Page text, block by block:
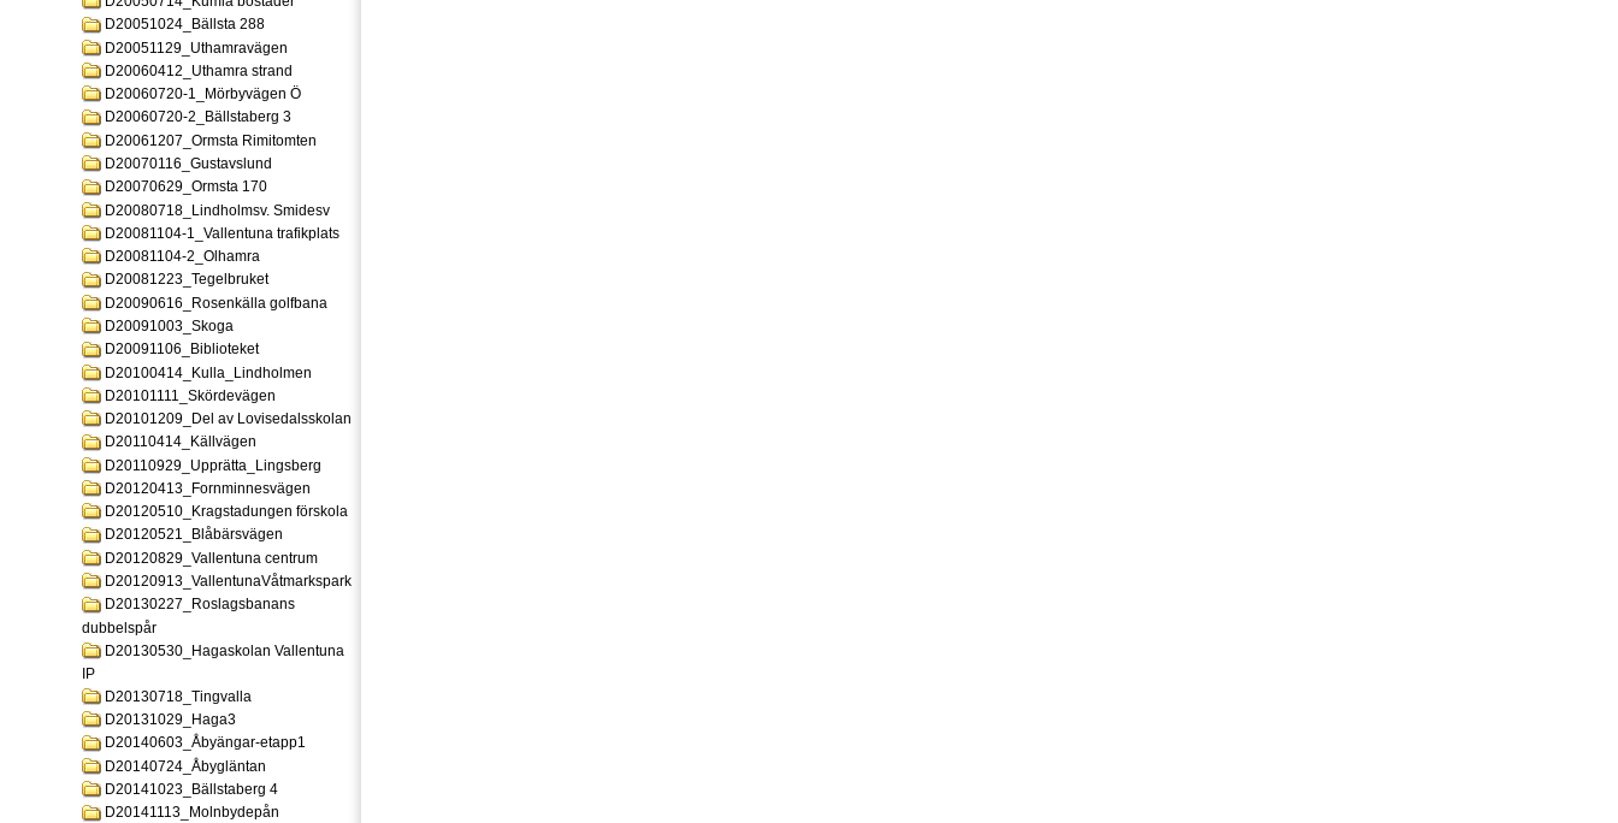
D20051024_Bällsta 288
D20051129_Uthamravägen
D20060412_Uthamra strand
D20060720-1_Mörbyvägen Ö
D20060720-2_Bällstaberg 3
D20061207_Ormsta Rimitomten
D20070116_Gustavslund
D20070629_Ormsta 170
D20080718_Lindholmsv. Smidesv
D20081104-1_Vallentuna trafikplats
D20081104-2_Olhamra
D20081223_Tegelbruket
D20090616_Rosenkälla golfbana
D20091003_Skoga
D20091106_Biblioteket
D20100414_Kulla_Lindholmen
D20101111_Skördevägen
D20101209_Del av Lovisedalsskolan
D20110414_Källvägen
D20110929_Upprätta_Lingsberg
D20120413_Fornminnesvägen
D20120510_Kragstadungen förskola
D20120521_Blåbärsvägen
D20120829_Vallentuna centrum
D20120913_VallentunaVåtmarkspark
D20130227_Roslagsbanans
dubbelspår
D20130530_Hagaskolan Vallentuna
IP
D20130718_Tingvalla
D20131029_Haga3
D20140603_Åbyängar-etapp1
D20140724_Åbygläntan
D20141023_Bällstaberg 4
D20141113_Molnbydepån